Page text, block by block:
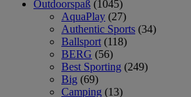
Outdoorspaß (1045)
AquaPlay (27)
Authentic Sports (34)
Ballsport (118)
BERG (56)
Best Sporting (249)
Big (69)
Camping (13)